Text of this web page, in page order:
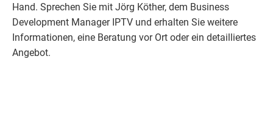
Hand. Sprechen Sie mit Jörg Köther, dem Business
Development Manager IPTV und erhalten Sie weitere
Informationen, eine Beratung vor Ort oder ein detailliertes
Angebot.